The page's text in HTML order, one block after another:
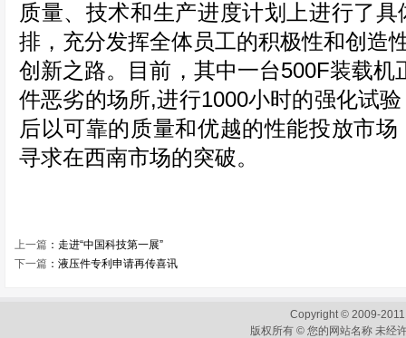
质量、技术和生产进度计划上进行了
排，充分发挥全体员工的积极性和创造
创新之路。目前，其中一台500F装载机
件恶劣的场所,进行1000小时的强化试
后以可靠的质量和优越的性能投放市
寻求在西南市场的突破。
上一篇 ： 走进“中国科技第一展”
下一篇 ： 液压件专利申请再传喜讯
Copyright © 2009-
版权所有 © 您的网站名称 未经